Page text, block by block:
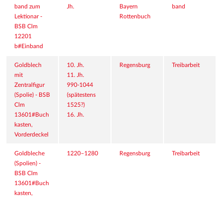
band zum
Lektionar -
BSB Clm
12201
b#Einband
Jh.
Bayern
Rottenbuch
band
Goldblech
mit
Zentralfigur
(Spolie) - BSB
Clm
13601#Buch
kasten,
Vorderdeckel
10. Jh.
11. Jh.
990-1044
(spätestens
1525?)
16. Jh.
Regensburg Treibarbeit
Goldbleche
(Spolien) -
BSB Clm
13601#Buch
kasten,
1220–1280 Regensburg Treibarbeit